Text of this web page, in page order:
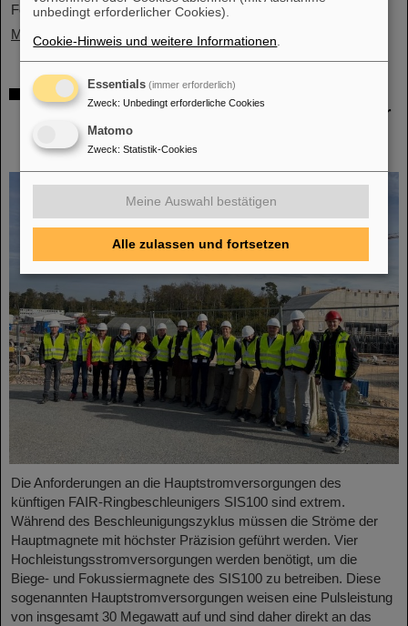
Forschungseinrichtungen und...
Mehr »
Förderung und Erhalt von Technologie-
Knowhow durch FAIR: GE Vernova's Power
Conversion Business und Commonwealth
Fusion Systems besuchen GSI
Die Anforderungen an die Hauptstromversorgungen des
künftigen FAIR-Ringbeschleunigers SIS100 sind extrem.
Während des Beschleunigungszyklus müssen die Ströme der
Hauptmagnete mit höchster Präzision geführt werden. Vier
Hochleistungsstromversorgungen werden benötigt, um die
Biege- und Fokussiermagnete des SIS100 zu betreiben. Diese
sogenannten Hauptstromversorgungen weisen eine Pulsleistung
von insgesamt 30 Megawatt auf und sind daher direkt an das
unbedingt erforderlicher Cookies).
Cookie-Hinweis und weitere Informationen
Essentials (immer erforderlich)
Zweck: Unbedingt erforderliche Cookies
Matomo
Zweck: Statistik-Cookies
Meine Auswahl bestätigen
Alle zulassen und fortsetzen